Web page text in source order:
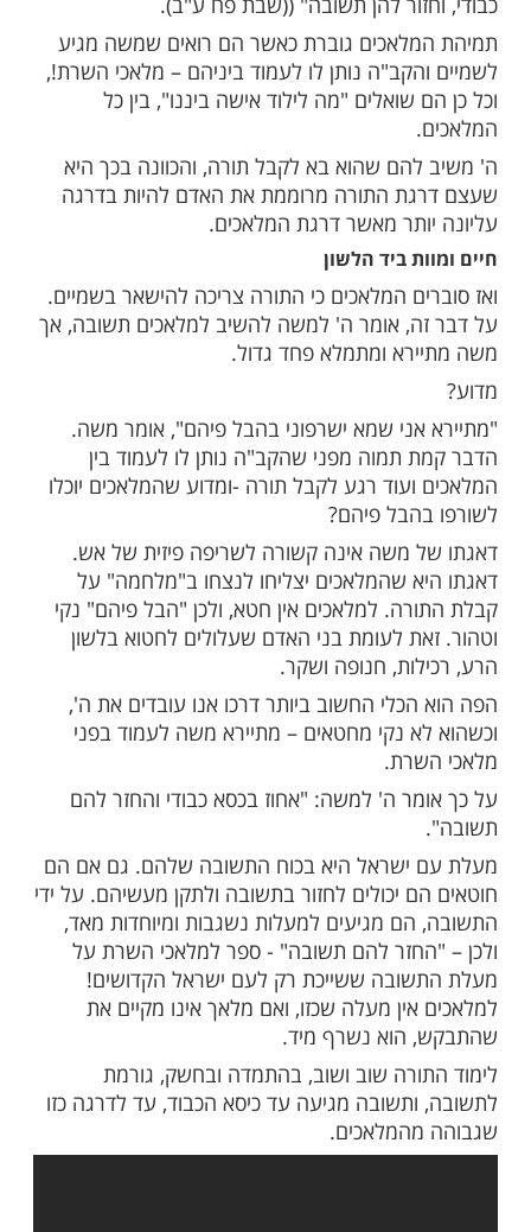
בריה רוחנית יותר גבוהה מבני האדם, וכל
"אמר רבי יהושע בן לוי - בשעה שעלה משה
מלאכי השרת לפני הקדוש ברוך הוא: ריבונו
לילוד אישה בינינו? אמר להן: לקבל תורה
חמודה גנוזה שגנוזה לך תשע מאות
דורות קודם שנברא העולם, אתה מבקש
ודם? אמר לו הקדוש ברוך הוא למשה:
תשובה! - אמר לפניו: ריבונו של עולם, מתיירא
בהבל שבפיהם. אמר לו: אחוז בכסא
להן תשובה" ((שבת פח ע"ב).
גוברת כאשר הם רואים שמשה מגיע
נותן לו לעמוד ביניהם – מלאכי השרת!,
שואלים "מה לילוד אישה ביננו", בין כל
שהוא בא לקבל תורה, והכוונה בכך היא
התורה מרוממת את האדם להיות בדרגה
מאשר דרגת המלאכים.
ביד הלשון
המלאכים כי התורה צריכה להישאר בשמיים.
אומר ה' למשה להשיב למלאכים תשובה, אך
ומתמלא פחד גדול.
שמא ישרפוני בהבל פיהם", אומר משה.
תמוה מפני שהקב"ה נותן לו לעמוד בין
רגע לקבל תורה -ומדוע שהמלאכים יוכלו
פיהם?
משה אינה קשורה לשריפה פיזית של אש.
שהמלאכים יצליחו לנצחו ב"מלחמה" על
למלאכים אין חטא, ולכן "הבל פיהם" נקי
לעומת בני האדם שעלולים לחטוא בלשון